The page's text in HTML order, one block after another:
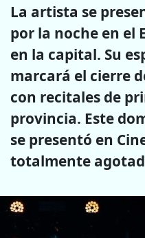
La artista se
por la noche en el
en la capital. Su
marcará el cierre
con recitales de
provincia. Este
se presentó en
totalmente